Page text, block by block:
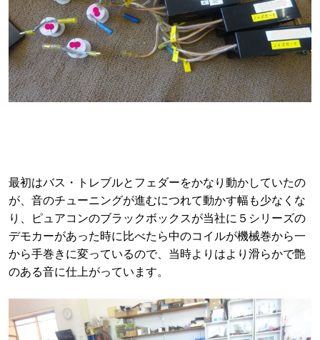
最初はバス・トレブルとフェダーをかなり動かしていたの
が、音のチューニングが進むにつれて動かす幅も少なくな
り、ピュアコンのブラックボックスが当社に５シリーズの
デモカーがあった時に比べたら中のコイルが機械巻から一
から手巻きに変っているので、当時よりはより滑らかで艶
のある音に仕上がっています。